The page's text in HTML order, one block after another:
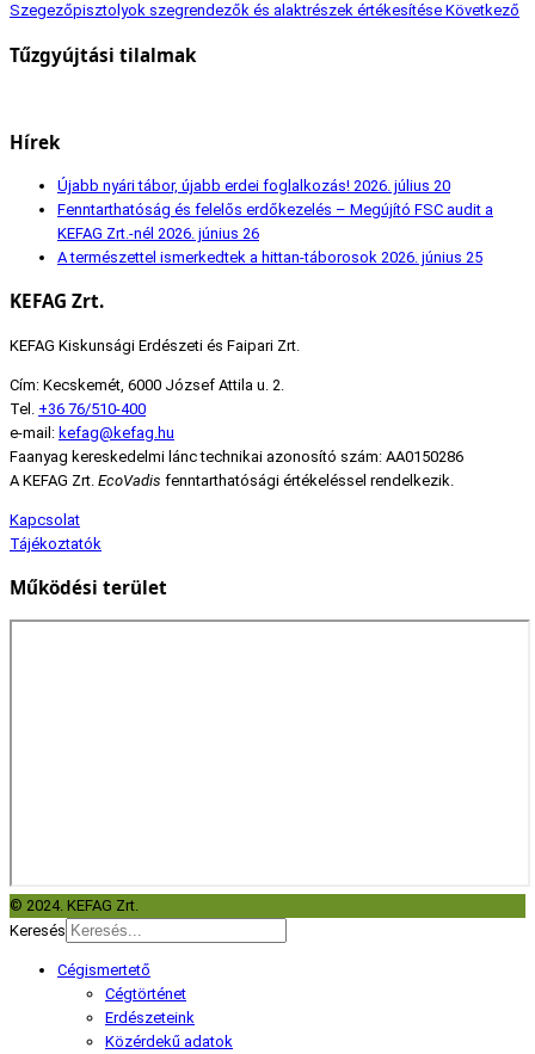
Szegezőpisztolyok szegrendezők és alaktrészek értékesítése Következő
Tűzgyújtási tilalmak
Hírek
Újabb nyári tábor, újabb erdei foglalkozás! 2026. július 20
Fenntarthatóság és felelős erdőkezelés – Megújító FSC audit a
KEFAG Zrt.-nél 2026. június 26
A természettel ismerkedtek a hittan-táborosok 2026. június 25
KEFAG Zrt.
KEFAG Kiskunsági Erdészeti és Faipari Zrt.
Cím: Kecskemét, 6000 József Attila u. 2.
Tel. +36 76/510-400
e-mail: kefag@kefag.hu
Faanyag kereskedelmi lánc technikai azonosító szám: AA0150286
A KEFAG Zrt. EcoVadis fenntarthatósági értékeléssel rendelkezik.
Kapcsolat
Tájékoztatók
Működési terület
© 2024. KEFAG Zrt.
Keresés
Cégismertető
Cégtörténet
Erdészeteink
Közérdekű adatok